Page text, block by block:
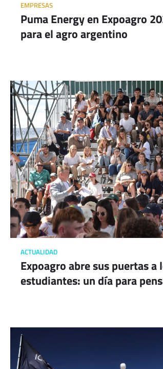
EMPRESAS
Puma Energy en Expoagro
para el agro argentino
ACTUALIDAD
Expoagro abre sus puertas a
estudiantes: un día para